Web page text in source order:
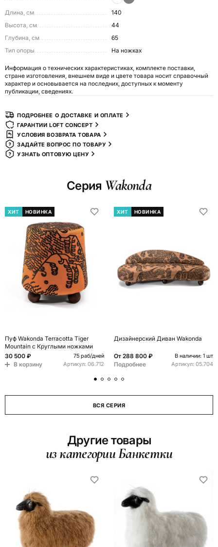
Длина, см
140
Высота, см
44
Глубина, см
65
Тип опоры
На ножках
Информация о технических характеристиках, комплекте поставки,
стране изготовления, внешнем виде и цвете товара носит справочный
характер и основывается на последних, доступных к моменту
публикации, сведениях.
ПОДРОБНЕЕ О ДОСТАВКЕ И ОПЛАТЕ
ГАРАНТИИ LOFT CONCEPT
УСЛОВИЯ ВОЗВРАТА ТОВАРА
ЗАДАЙТЕ ВОПРОС ПО ТОВАРУ
УЗНАТЬ ОПТОВУЮ ЦЕНУ
Серия Wakonda
ХИТ НОВИНКА
Пуф Wakonda Terracotta Tiger
Mountain с Круглыми ножками
30 500 ₽
75 раб/дней
В корзину Артикул: 06.712
ХИТ НОВИНКА
Дизайнерский Диван Wakonda
От 288 800 ₽ В наличии: 1 шт
Подробнее Артикул: 05.704
ВСЯ СЕРИЯ
Другие товары
из категории Банкетки